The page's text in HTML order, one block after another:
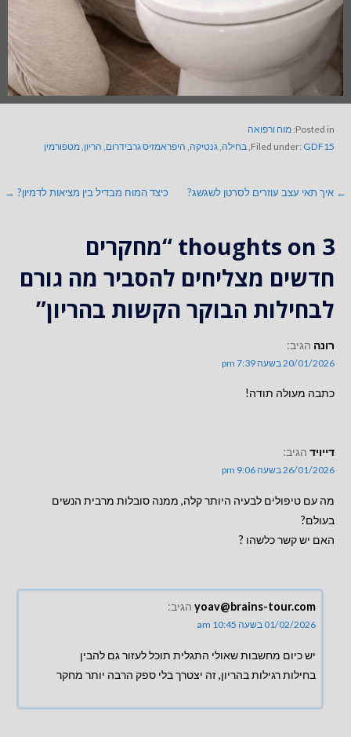
Posted in: מוח ורפואה
Filed under: GDF15 בחילה גנטיקה היפראמזיס גרבידרום הריון מטפורמין
← איך תאי עצב עוזרים לסרטן לשגשג? כיצד המוח מבדיל בין מציאות לדמיון? →
3 thoughts on
“מחקרים
חדשים מצליחים להסביר מה גורם
לבחילות הבוקר הקשות בהריון”
רונה הגיב:
20/01/2026 בשעה 7:39 pm
כתבה מעולה תודה!
דייויד הגיב:
26/01/2026 בשעה 9:06 pm
מה עם טיפולים לבעיה היותר קלה, ממנה סובלות מרבית הנשים
בעולם?
האם יש קשר כלשהו ?
yoav@brains-tour.com הגיב:
01/02/2026 בשעה 10:45 am
יש כיום מחשבות שאולי התגלית תוכל לעזור גם להבין
בחילות רגילות בהריון, זה יצטרך בלי ספק הרבה יותר מחקר